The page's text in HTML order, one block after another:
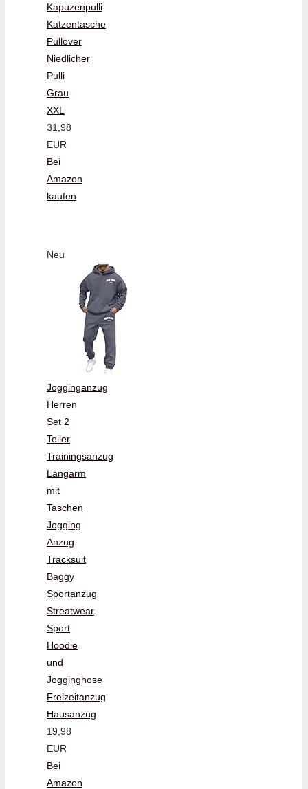
Kapuzenpulli
Katzentasche
Pullover
Niedlicher
Pulli
Grau
XXL
31,98
EUR
Bei
Amazon
kaufen
Neu
Jogginganzug
Herren
Set 2
Teiler
Trainingsanzug
Langarm
mit
Taschen
Jogging
Anzug
Tracksuit
Baggy
Sportanzug
Streatwear
Sport
Hoodie
und
Jogginghose
Freizeitanzug
Hausanzug
19,98
EUR
Bei
Amazon